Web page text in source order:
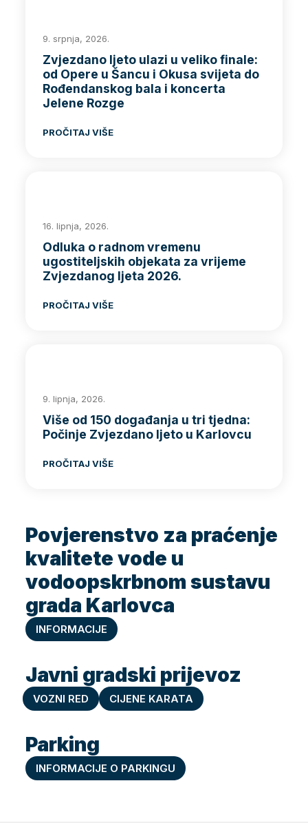
9. srpnja, 2026.
Zvjezdano ljeto ulazi u veliko finale:
od Opere u Šancu i Okusa svijeta do
Rođendanskog bala i koncerta
Jelene Rozge
PROČITAJ VIŠE
16. lipnja, 2026.
Odluka o radnom vremenu
ugostiteljskih objekata za vrijeme
Zvjezdanog ljeta 2026.
PROČITAJ VIŠE
9. lipnja, 2026.
Više od 150 događanja u tri tjedna:
Počinje Zvjezdano ljeto u Karlovcu
PROČITAJ VIŠE
Povjerenstvo za praćenje
kvalitete vode u
vodoopskrbnom sustavu
grada Karlovca
INFORMACIJE
Javni gradski prijevoz
VOZNI RED CIJENE KARATA
Parking
INFORMACIJE O PARKINGU